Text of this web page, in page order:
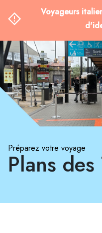
Voyageurs
Préparez votre voyage
Plans